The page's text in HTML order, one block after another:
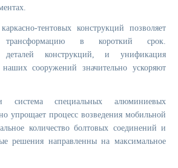
тентовых конструкций позволяет
трансформацию в короткий срок.
деталей конструкций, и унификация
сооружений значительно ускоряют
система специальных алюминиевых
упрощает процесс возведения мобильной
количество болтовых соединений и
решения направленны на максимальное